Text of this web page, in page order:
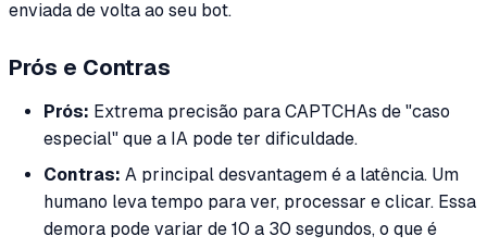
enviada de volta ao seu bot.
Prós e Contras
Prós: Extrema precisão para CAPTCHAs de "caso
especial" que a IA pode ter dificuldade.
Contras: A principal desvantagem é a latência. Um
humano leva tempo para ver, processar e clicar. Essa
demora pode variar de 10 a 30 segundos, o que é